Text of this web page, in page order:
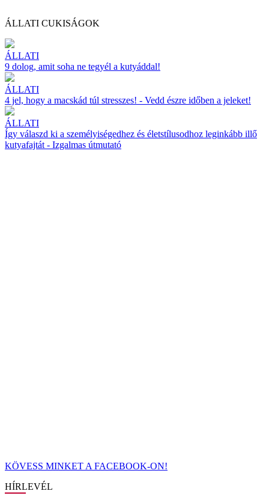
ÁLLATI CUKISÁGOK
ÁLLATI
9 dolog, amit soha ne tegyél a kutyáddal!
ÁLLATI
4 jel, hogy a macskád túl stresszes! - Vedd észre időben a jeleket!
ÁLLATI
Így válaszd ki a személyiségedhez és életstílusodhoz leginkább illő
kutyafajtát - Izgalmas útmutató
KÖVESS MINKET A FACEBOOK-ON!
HÍRLEVÉL